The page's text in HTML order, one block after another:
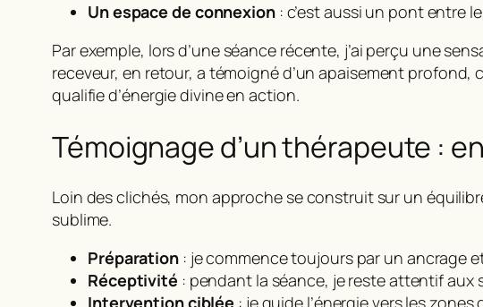
Un espace de connexion: c’est aussi un pont entre
Par exemple, lors d’une séance récente, j’ai perçu une
receveur, en retour, a témoigné d’un apaisement profond,
qualifie d’énergie divine en action.
Témoignage d’un thérapeute :
Loin des clichés, mon approche se construit sur un
sublime.
Préparation: je commence toujours par un ancrage
Réceptivité : pendant la séance, je reste attentif aux
Intervention ciblée : je guide l’énergie vers les